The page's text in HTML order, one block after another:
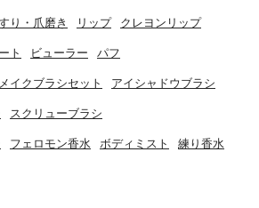
り・爪磨き リップ クレヨンリップ
ト ビューラー パフ
メイクブラシセット アイシャドウブラシ
スクリューブラシ
フェロモン香水 ボディミスト 練り香水